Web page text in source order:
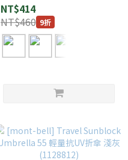
NT$414
NT$460 9折